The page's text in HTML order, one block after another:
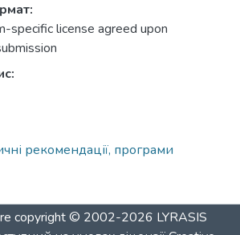
specific license agreed upon
рекомендації, програми
copyright © 2002-2026 LYRASIS